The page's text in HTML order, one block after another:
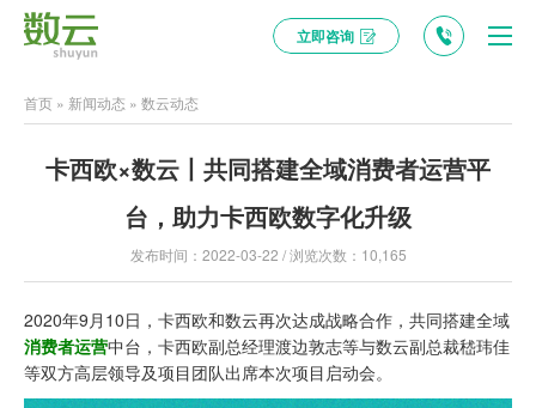
立即咨询
首页 » 新闻动态 » 数云动态
卡西欧×数云丨共同搭建全域消费者运营平
台，助力卡西欧数字化升级
发布时间：2022-03-22 / 浏览次数：10,165
2020年9月10日，卡西欧和数云再次达成战略合作，共同搭建全域
消费者运营中台，卡西欧副总经理渡边敦志等与数云副总裁嵇玮佳
等双方高层领导及项目团队出席本次项目启动会。